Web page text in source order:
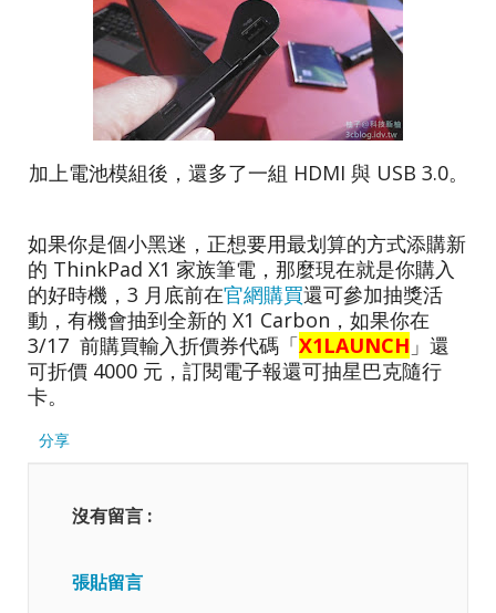
加上電池模組後，還多了一組 HDMI 與 USB 3.0。
如果你是個小黑迷，正想要用最划算的方式添購新
的 ThinkPad X1 家族筆電，那麼現在就是你購入
的好時機，3 月底前在官網購買還可參加抽獎活
動，有機會抽到全新的 X1 Carbon，如果你在
3/17 前購買輸入折價券代碼「X1LAUNCH 」還
可折價 4000 元，訂閱電子報還可抽星巴克隨行
卡。
分享
沒有留言 :
張貼留言